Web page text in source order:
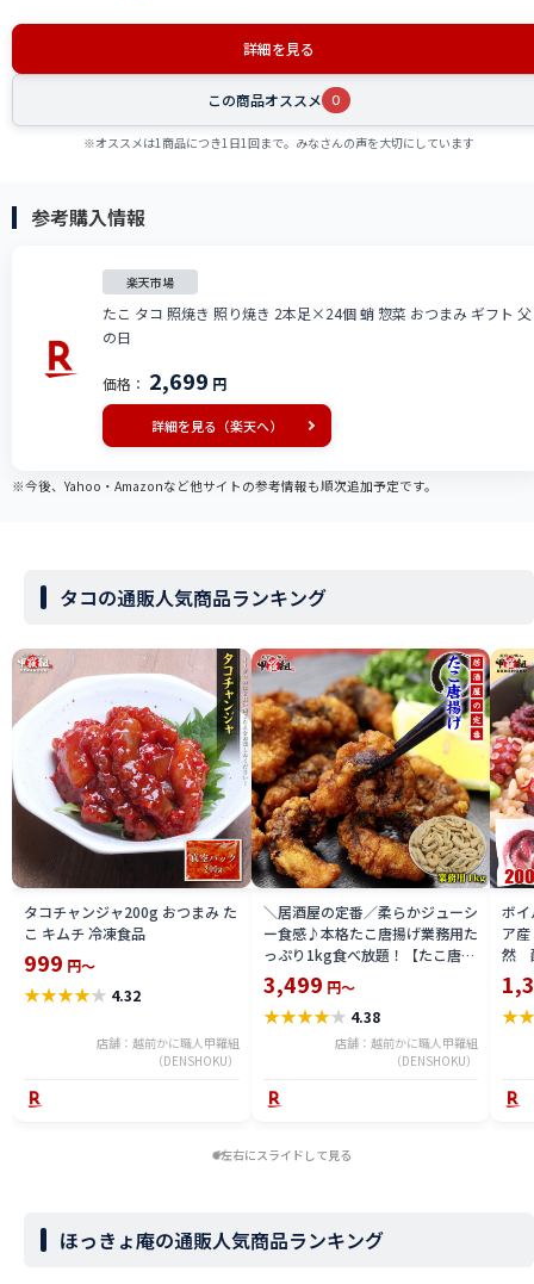
詳細を見る
この商品オススメ 0
※オススメは1商品につき1日1回まで。みなさんの声を大切にしています
参考購入情報
楽天市場
たこ タコ 照焼き 照り焼き 2本足×24個 蛸 惣菜 おつまみ ギフト 父
の日
価格： 2,699 円
詳細を見る（楽天へ）
※今後、Yahoo・Amazonなど他サイトの参考情報も順次追加予定です。
タコの通販人気商品ランキング
タコチャンジャ200g おつまみ た
こ キムチ 冷凍食品
999 円～
★★★★★ 4.32
店舗：越前かに職人甲羅組
（DENSHOKU）
＼居酒屋の定番／柔らかジューシ
ー食感♪本格たこ唐揚げ業務用た
っぷり1kg食べ放題！【たこ唐揚
げ】【タコ唐揚げ】【蛸唐揚げ】
【たこから】 冷凍食品
3,499 円～
★★★★★ 4.38
店舗：越前かに職人甲羅組
（DENSHOKU）
ボ
ア
然
★
左右にスライドして見る
ほっきょ庵の通販人気商品ランキング